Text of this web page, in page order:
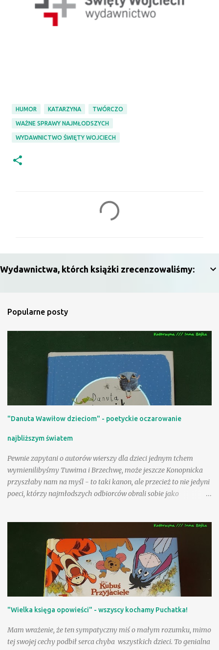
HUMOR KATARZYNA TWÓRCZO
WAŻNE SPRAWY NAJMŁODSZYCH
WYDAWNICTWO ŚWIĘTY WOJCIECH
t
z
e
Wydawnictwa, którch książki zrecenzowaliśmy:
Popularne posty
"Danuta Wawiłow dzieciom" - poetyckie oczarowanie
najbliższym światem
Pewnie zapytani o autorów wierszy dla dzieci jednym tchem
wymienilibyśmy Tuwima i Brzechwę, może jeszcze Konopnicka
przyszłaby nam na myśl - to taki kanon, ale przecież to nie jedyni
poeci, którzy najmłodszych odbiorców obrali sobie jako
Juliana Tuwima, po pozycjach zawierających teksty Wandy
Chotomskiej i Ludwika Jerzego Kerna, mamy teraz okazję
rozczytać się w wierszach i prozie Danuty Wawiłow. Zdarzyło się
nam już na tej stronie polecać wiersze poetki inspirowane
folklorem angielskim , pisałam także o sympatycznej lekturze
sennym marzeniom poświęconej ilustrowanej przez Jolę Richter-
Magnuszewską , zatem sięgnięcie po tom "Danuta Wawiłow
dzieciom" było jak spotkanie z dobrymi, bardzo lubianymi
(wyznam, że my właśnie do nich należymy), ale są pewnie tacy,
którzy lubią je, choć tego so...
"Wielka księga opowieści" - wszyscy kochamy Puchatka!
Mam wrażenie, że ten sympatyczny miś o małym rozumku, mimo
tej swojej cechy podbił serca chyba wszystkich dzieci. To genialna